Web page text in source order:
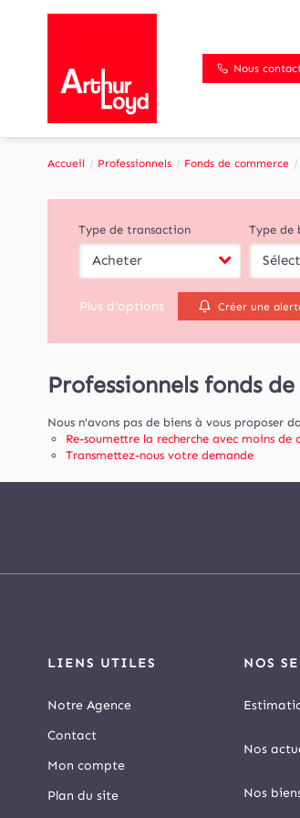
Nous
Accueil Professionnels Fonds de commerce
Type de transaction
Acheter
Type de
Plus d'options Créer une
Professionnels fonds
Nous n'avons pas de biens à vous proposer
Re-soumettre la recherche avec moins de
Transmettez-nous votre demande
LIENS UTILES
Notre Agence
Contact
Mon compte
Plan du site
NOS
Nos
Nos